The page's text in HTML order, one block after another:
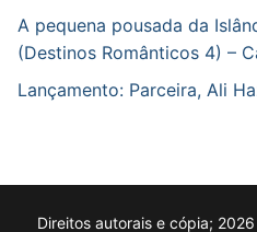
A pequena pousada da
(Destinos Românticos 4) –
Lançamento: Parceira, Ali
Direitos autorais e cópia;